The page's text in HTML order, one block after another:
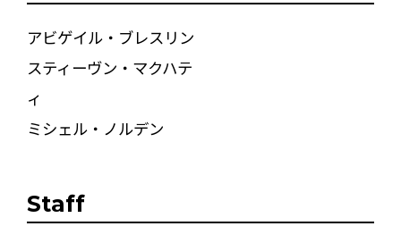
アビゲイル・ブレスリン
スティーヴン・マクハテ
ィ
ミシェル・ノルデン
Staff